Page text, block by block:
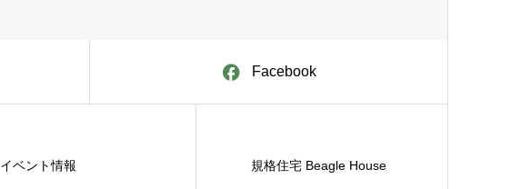
Facebook
イベント情報 規格住宅 Beagle House